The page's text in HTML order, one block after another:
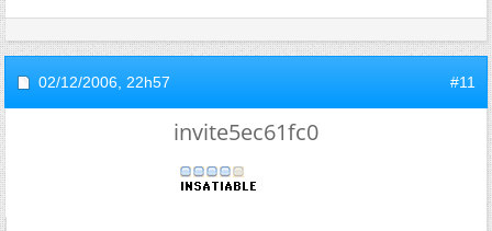
02/12/2006, 22h57 #11
invite5ec61fc0